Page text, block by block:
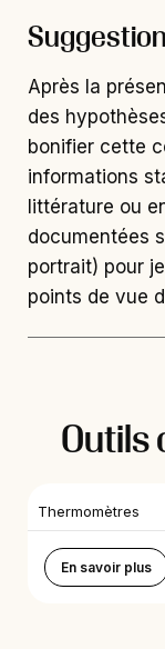
Après la
des
bonifier cette
informations
littérature ou
documentées
portrait) pour
points de vue
Outils
Thermomètres
En savoir plus